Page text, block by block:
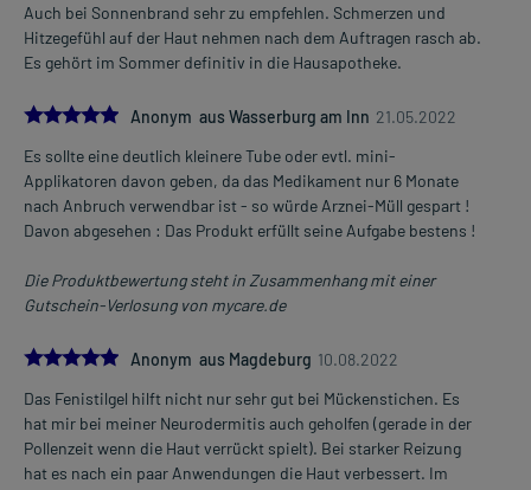
Überdosierung?
Wird das Arzneimittel wie beschrieben angewendet, sind keine
Überdosierungserscheinungen bekannt. Bei versehentlichem
Verschlucken größerer Mengen wenden Sie sich umgehend an
einen Arzt. Es kann unter anderem zu Erregung, Störung der
Bewegungskoordination, Halluzinationen, Krämpfen,
Pupillenerweiterung, Mundtrockenheit, Gesichtsrötung,
Harnverhalt, Fieber und niedrigem Blutdruck kommen.
älteren Menschen auf eine gewissenhafte Dosierung. Im
Zweifelsfalle fragen Sie Ihren Arzt oder Apotheker nach etwaigen
Packungsbeilage abweichen. Da der Arzt sie individuell abstimmt,
sollten Sie das Arzneimittel daher nach seinen Anweisungen
anwenden.
Auch bei Sonnenbrand sehr zu empfehlen. Schmerzen und
Hitzegefühl auf der Haut nehmen nach dem Auftragen rasch ab.
Es gehört im Sommer definitiv in die Hausapotheke.
5.0Anonym aus Wasserburg am Inn 21.05.2022
Es sollte eine deutlich kleinere Tube oder evtl. mini-
Applikatoren davon geben, da das Medikament nur 6 Monate
nach Anbruch verwendbar ist - so würde Arznei-Müll gespart !
Davon abgesehen : Das Produkt erfüllt seine Aufgabe bestens !
Die Produktbewertung steht in Zusammenhang mit einer
Gutschein-Verlosung von mycare.de
5.0Anonym aus Magdeburg 10.08.2022
Das Fenistilgel hilft nicht nur sehr gut bei Mückenstichen. Es
hat mir bei meiner Neurodermitis auch geholfen (gerade in der
Pollenzeit wenn die Haut verrückt spielt). Bei starker Reizung
hat es nach ein paar Anwendungen die Haut verbessert. Im